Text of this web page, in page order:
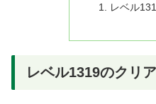
レベル
レベル1319のクリ